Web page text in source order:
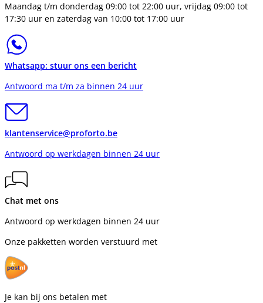
Maandag t/m donderdag 09:00 tot 22:00 uur, vrijdag 09:00 tot
17:30 uur en zaterdag van 10:00 tot 17:00 uur
Whatsapp: stuur ons een bericht
Antwoord ma t/m za binnen 24 uur
klantenservice@proforto.be
Antwoord op werkdagen binnen 24 uur
Chat met ons
Antwoord op werkdagen binnen 24 uur
Onze pakketten worden verstuurd met
Je kan bij ons betalen met